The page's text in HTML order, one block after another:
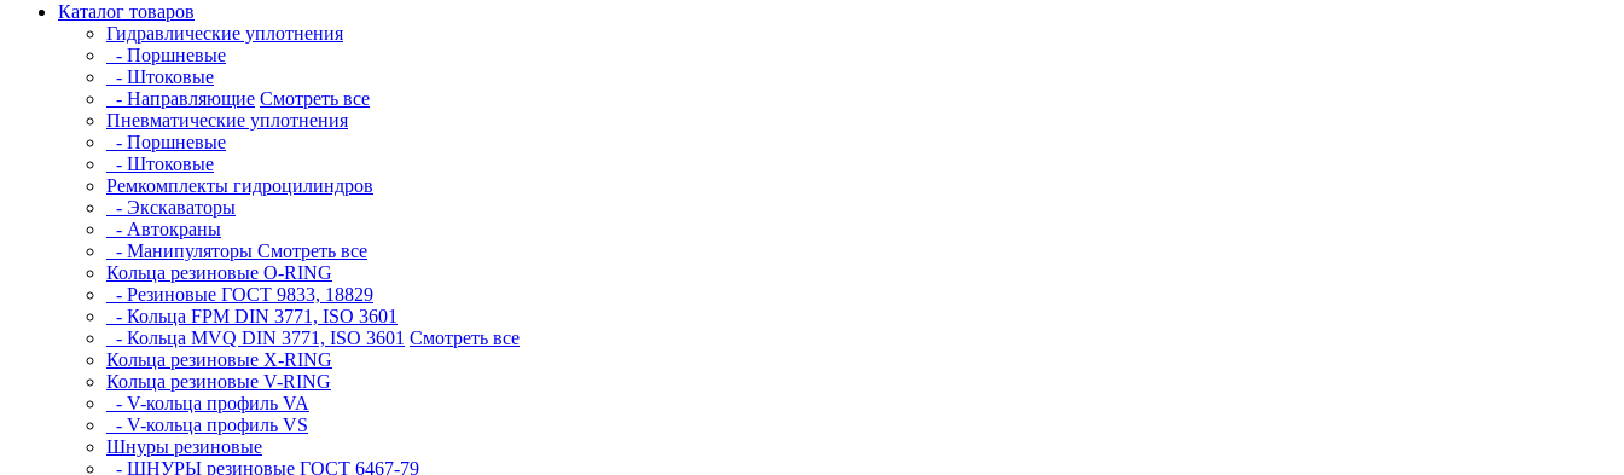
Каталог товаров
Гидравлические уплотнения
- Поршневые
- Штоковые
- Направляющие Смотреть все
Пневматические уплотнения
- Поршневые
- Штоковые
Ремкомплекты гидроцилиндров
- Экскаваторы
- Автокраны
- Манипуляторы Смотреть все
Кольца резиновые O-RING
- Резиновые ГОСТ 9833, 18829
- Кольца FPM DIN 3771, ISO 3601
- Кольца MVQ DIN 3771, ISO 3601 Смотреть все
Кольца резиновые Х-RING
Кольца резиновые V-RING
- V-кольца профиль VA
- V-кольца профиль VS
Шнуры резиновые
- ШНУРЫ резиновые ГОСТ 6467-79